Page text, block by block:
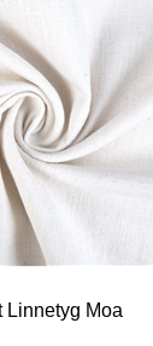
Linnetyg Moa